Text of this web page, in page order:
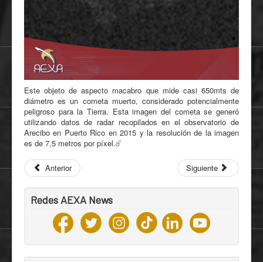
Este objeto de aspecto macabro que mide casi 650mts de
diámetro es un cometa muerto, considerado potencialmente
peligroso para la Tierra. Esta imagen del cometa se generó
utilizando datos de radar recopilados en el observatorio de
Arecibo en Puerto Rico en 2015 y la resolución de la imagen
es de 7,5 metros por píxel.☄️
Anterior Siguiente
Redes AEXA News